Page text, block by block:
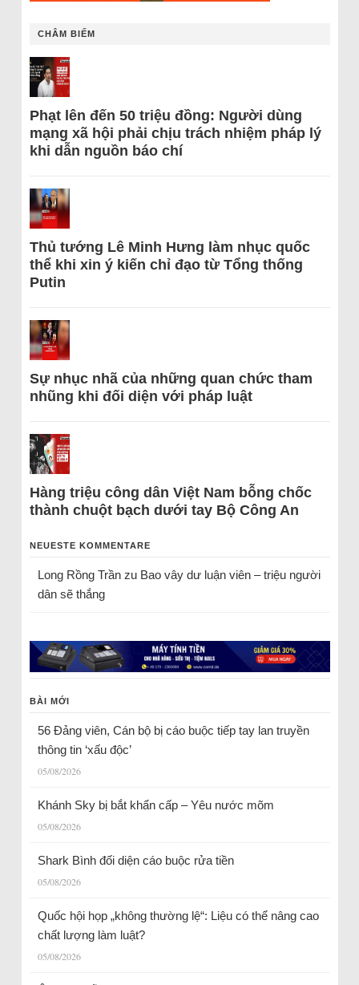
CHÂM BIẾM
Phạt lên đến 50 triệu đồng: Người dùng
mạng xã hội phải chịu trách nhiệm pháp lý
khi dẫn nguồn báo chí
Thủ tướng Lê Minh Hưng làm nhục quốc
thể khi xin ý kiến chỉ đạo từ Tổng thống
Putin
Sự nhục nhã của những quan chức tham
nhũng khi đối diện với pháp luật
Hàng triệu công dân Việt Nam bỗng chốc
thành chuột bạch dưới tay Bộ Công An
NEUESTE KOMMENTARE
Long Rồng Trầnzu Bao vây dư luận viên – triệu người
dân sẽ thắng
BÀI MỚI
56 Đảng viên, Cán bộ bị cáo buộc tiếp tay lan truyền
thông tin ‘xấu độc’
05/08/2026
Khánh Sky bị bắt khẩn cấp – Yêu nước mõm
05/08/2026
Shark Bình đối diện cáo buộc rửa tiền
05/08/2026
Quốc hội họp „không thường lệ“: Liệu có thể nâng cao
chất lượng làm luật?
05/08/2026